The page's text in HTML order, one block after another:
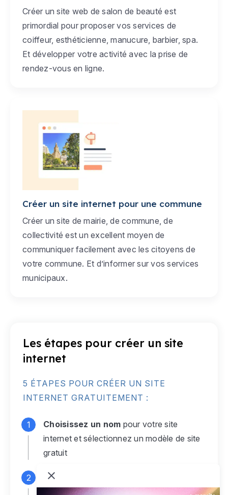
Créer un site web de salon de beauté est
primordial pour proposer vos services de
coiffeur, esthéticienne, manucure, barbier, spa.
Et développer votre activité avec la prise de
rendez-vous en ligne.
Créer un site internet pour une commune
Créer un site de mairie, de commune, de
collectivité est un excellent moyen de
communiquer facilement avec les citoyens de
votre commune. Et d’informer sur vos services
municipaux.
Les étapes pour créer un site
internet
5 ÉTAPES POUR CRÉER UN SITE
INTERNET GRATUITEMENT :
Choisissez un nom pour votre site
internet et sélectionnez un modèle de site
gratuit
Connectez-vous
monsite gratuit pour accéder à votre